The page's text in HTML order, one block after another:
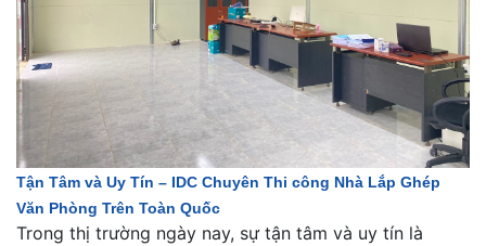
Tận Tâm và Uy Tín – IDC Chuyên Thi công Nhà Lắp Ghép
Văn Phòng Trên Toàn Quốc
Trong thị trường ngày nay, sự tận tâm và uy tín là